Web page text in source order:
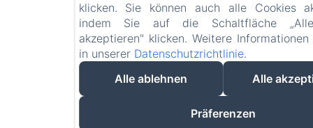
klicken. Sie können auch alle Cookies
indem Sie auf die Schaltfläche
akzeptieren" klicken. Weitere
in unserer Datenschutzrichtlinie.
Alle ablehnen
Alle
Präferenzen